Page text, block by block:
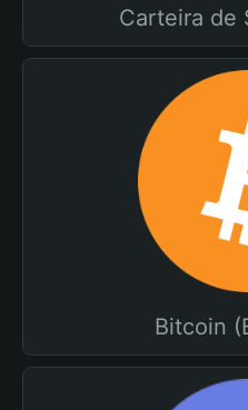
Carteira de
Bitcoin